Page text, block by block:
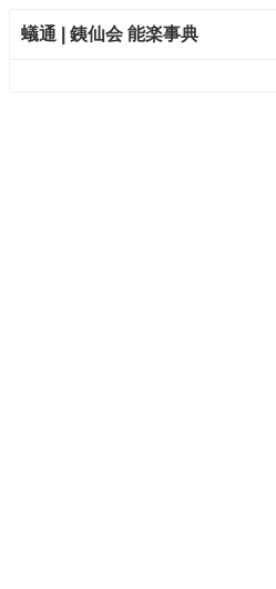
蟻通 | 銕仙会 能楽事典